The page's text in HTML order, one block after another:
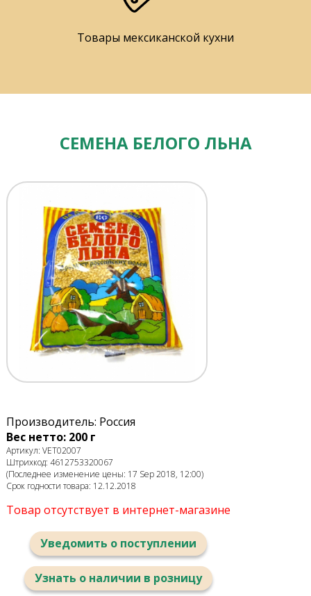
Товары мексиканской кухни
СЕМЕНА БЕЛОГО ЛЬНА
Производитель: Россия
Вес нетто: 200 г
Артикул: VET02007
Штрихкод: 4612753320067
(Последнее изменение цены: 17 Sep 2018, 12:00)
Срок годности товара: 12.12.2018
Товар отсутствует в интернет-магазине
Уведомить о поступлении
Узнать о наличии в розницу